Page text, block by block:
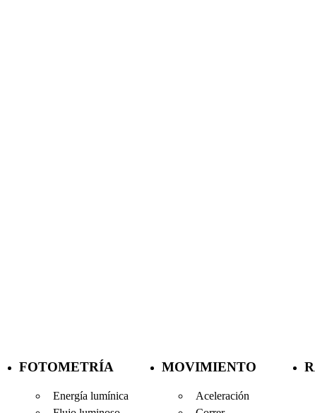
FOTOMETRÍA
Energía lumínica
MOVIMIENTO
Aceleración